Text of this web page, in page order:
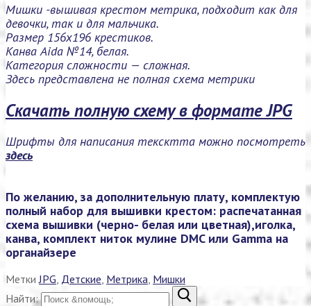
Мишки -вышивая крестом метрика, подходит как для
девочки, так и для мальчика.
Размер 156х196 крестиков.
Канва Aida №14, белая.
Категория сложности — сложная.
Здесь представлена не полная схема метрики
Скачать полную схему в формате JPG
Шрифты для написания тексктта можно посмотреть
здесь
По желанию, за дополнительную плату, комплектую
полный набор для вышивки крестом: распечатанная
схема вышивки (черно- белая или цветная),иголка,
канва, комплект ниток мулине DMC или Gamma на
органайзере
МеткиJPG Детские Метрика Мишки
Найти: